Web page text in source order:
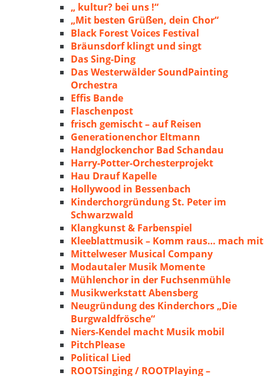
„ kultur? bei uns !“
„Mit besten Grüßen, dein Chor“
Black Forest Voices Festival
Bräunsdorf klingt und singt
Das Sing-Ding
Das Westerwälder SoundPainting
Orchestra
Effis Bande
Flaschenpost
frisch gemischt – auf Reisen
Generationenchor Eltmann
Handglockenchor Bad Schandau
Harry-Potter-Orchesterprojekt
Hau Drauf Kapelle
Hollywood in Bessenbach
Kinderchorgründung St. Peter im
Schwarzwald
Klangkunst & Farbenspiel
Kleeblattmusik – Komm raus… mach mit
Mittelweser Musical Company
Modautaler Musik Momente
Mühlenchor in der Fuchsenmühle
Musikwerkstatt Abensberg
Neugründung des Kinderchors „Die
Burgwaldfrösche“
Niers-Kendel macht Musik mobil
PitchPlease
Political Lied
ROOTSinging / ROOTPlaying –